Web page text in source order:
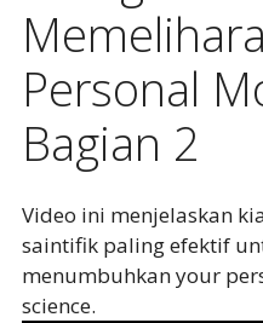
Personal
Bagian 2
Video ini menjelaskan
saintifik paling efektif
menumbuhkan your
science.